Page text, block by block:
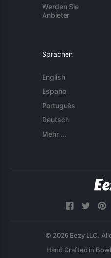
Werden Sie
Anbieter
Sprachen
English
Español
Português
Deutsch
Mehr ...
© 2026 Eezy LLC.